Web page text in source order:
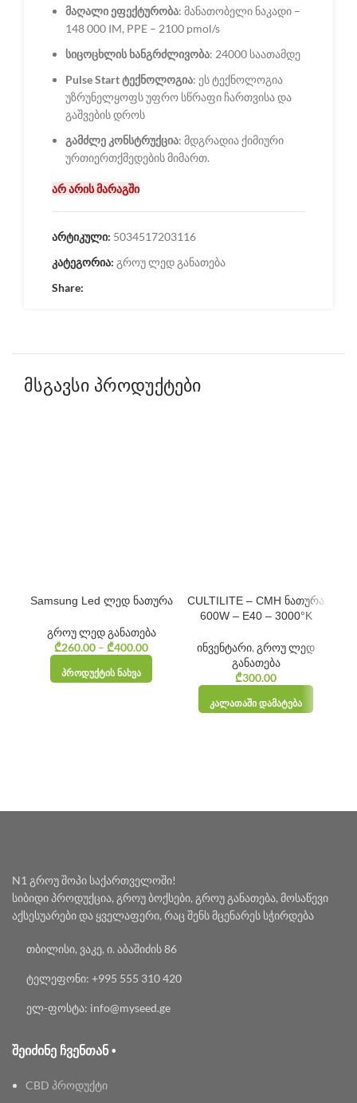
მაღალი ეფექტურობა: მანათობელი ნაკადი –
148 000 IM, PPE – 2100 pmol/s
სიცოცხლის ხანგრძლივობა: 24000 საათამდე
Pulse Start ტექნოლოგია: ეს ტექნოლოგია
უზრუნელყოფს უფრო სწრაფი ჩართვისა და
გაშვების დროს
გამძლე კონსტრუქცია: მდგრადია ქიმიური
ურთიერთქმედების მიმართ.
არ არის მარაგში
არტიკული: 5034517203116
კატეგორია: გროუ ლედ განათება
Share:
მსგავსი პროდუქტები
Samsung Led ლედ ნათურა
გროუ ლედ განათება
₾260.00 – ₾400.00
₾260.00
ᲞᲠᲝᲓᲣᲥᲢᲘᲡ ᲜᲐᲮᲕᲐ
CULTILITE – CMH ნათურა
600W – E40 – 3000°K
ინვენტარი,გროუ ლედ
განათება
₾300.00
ᲙᲐᲚᲐᲗᲐᲨᲘ ᲓᲐᲛᲐᲢᲔᲑᲐ
N1 გროუ შოპი საქართველოში!
სიბიდი პროდუქცია, გროუ ბოქსები, გროუ განათება, მოსაწევი
აქსესუარები და ყველაფერი, რაც შენს მცენარეს სჭირდება
თბილისი, ვაკე, ი. აბაშიძის 86
ტელეფონი: +995 555 310 420
ელ-ფოსტა: info@myseed.ge
ᲨᲔᲘᲫᲘᲜᲔ ᲩᲕᲔᲜᲗᲐᲜ •
CBD პროდუქტი